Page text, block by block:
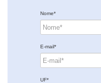
Nome*
E-mail*
UF*